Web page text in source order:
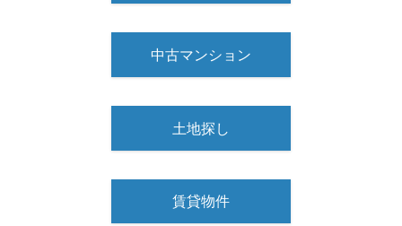
中古マンション
土地探し
賃貸物件